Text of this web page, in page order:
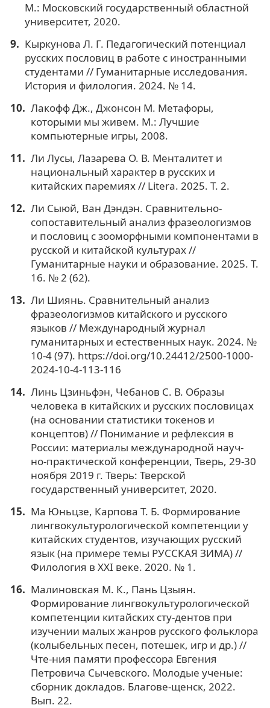
М.: Московский государственный областной
университет, 2020.
Кыркунова Л. Г. Педагогический потенциал
русских пословиц в работе с иностранными
студентами // Гуманитарные исследования.
История и филология. 2024. № 14.
Лакофф Дж., Джонсон М. Метафоры,
которыми мы живем. М.: Лучшие
компьютерные игры, 2008.
Ли Лусы, Лазарева О. В. Менталитет и
национальный характер в русских и
китайских паремиях // Litera. 2025. Т. 2.
Ли Сыюй, Ван Дэндэн. Сравнительно-
сопоставительный анализ фразеологизмов
и пословиц с зооморфными компонентами в
русской и китайской культурах //
Гуманитарные науки и образование. 2025. Т.
16. № 2 (62).
Ли Шиянь. Сравнительный анализ
фразеологизмов китайского и русского
языков // Международный журнал
гуманитарных и естественных наук. 2024. №
10-4 (97). https://doi.org/10.24412/2500-1000-
2024-10-4-113-116
Линь Цзиньфэн, Чебанов С. В. Образы
человека в китайских и русских пословицах
(на основании статистики токенов и
концептов) // Понимание и рефлексия в
России: материалы международной науч-
но‑практической конференции, Тверь, 29-30
ноября 2019 г. Тверь: Тверской
государственный университет, 2020.
Ма Юньцзе, Карпова Т. Б. Формирование
лингвокультурологической компетенции у
китайских студентов, изучающих русский
язык (на примере темы РУССКАЯ ЗИМА) //
Филология в XXI веке. 2020. № 1.
Малиновская М. К., Пань Цзыян.
Формирование лингвокультурологической
компетенции китайских сту-дентов при
изучении малых жанров русского фольклора
(колыбельных песен, потешек, игр и др.) //
Чте-ния памяти профессора Евгения
Петровича Сычевского. Молодые ученые:
сборник докладов. Благове-щенск, 2022.
Вып. 22.